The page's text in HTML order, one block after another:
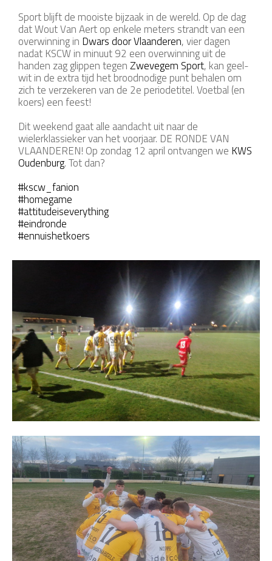
Sport blijft de mooiste bijzaak in de wereld. Op de dag
dat Wout Van Aert op enkele meters strandt van een
overwinning in Dwars door Vlaanderen, vier dagen
nadat KSCW in minuut 92 een overwinning uit de
handen zag glippen tegenZwevegem Sport, kan geel-
wit in de extra tijd het broodnodige punt behalen om
zich te verzekeren van de 2e periodetitel. Voetbal (en
koers) een feest!
Dit weekend gaat alle aandacht uit naar de
wielerklassieker van het voorjaar. DE RONDE VAN
VLAANDEREN! Op zondag 12 april ontvangen we KWS
Oudenburg. Tot dan?
#kscw_fanion
#homegame
#attitudeiseverything
#eindronde
#ennuishetkoers